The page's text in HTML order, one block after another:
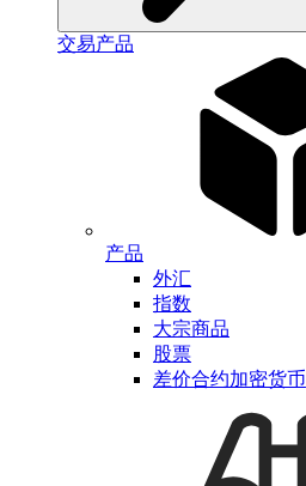
交易产品
产品
外汇
指数
大宗商品
股票
差价合约加密货币